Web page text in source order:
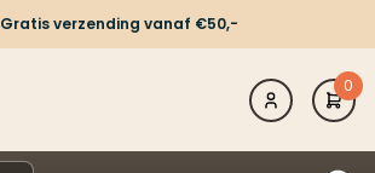
Gratis verzending vanaf €50,-
0